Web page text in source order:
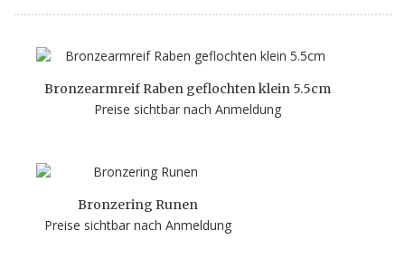
Bronzearmreif Raben geflochten klein 5.5cm
Preise sichtbar nach Anmeldung
Bronzering Runen
Preise sichtbar nach Anmeldung